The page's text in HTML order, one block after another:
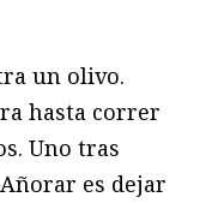
un olivo.
hasta correr
Uno tras
es dejar